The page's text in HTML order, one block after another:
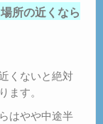
所の近くなら
くないと絶対
ます。
はやや中途半